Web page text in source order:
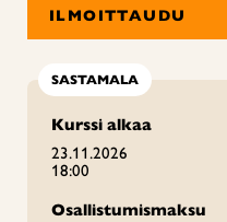
ILMOITTAUDU
SASTAMALA
Kurssi alkaa
23.11.2026
18:00
Osallistumismaksu